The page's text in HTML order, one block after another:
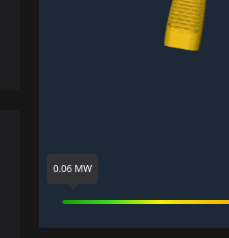
0.06 MW